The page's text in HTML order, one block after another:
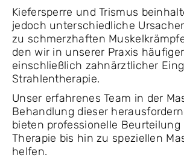
Kiefersperre und Trismus
jedoch unterschiedliche
zu schmerzhaften
den wir in unserer Praxis
einschließlich zahnärztlicher
Strahlentherapie.
Unser erfahrenes Team in der
Behandlung dieser
bieten professionelle
Therapie bis hin zu speziellen
helfen.